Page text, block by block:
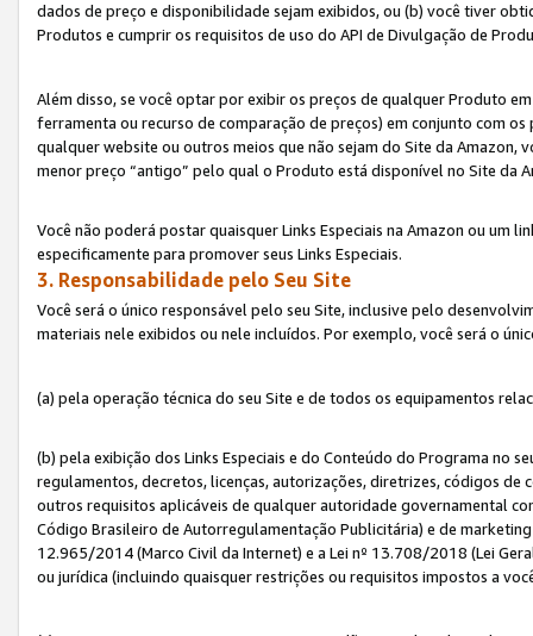
dados de preço e disponibilidade sejam exibidos, ou (b) você tiver
Produtos e cumprir os requisitos de uso do API de Divulgação de
Além disso, se você optar por exibir os preços de qualquer Produto
ferramenta ou recurso de comparação de preços) em conjunto com
qualquer website ou outros meios que não sejam do Site da Amazon,
menor preço “antigo” pelo qual o Produto está disponível no Site da
Você não poderá postar quaisquer Links Especiais na Amazon ou um
especificamente para promover seus Links Especiais.
3. Responsabilidade pelo Seu Site
Você será o único responsável pelo seu Site, inclusive pelo
materiais nele exibidos ou nele incluídos. Por exemplo, você será o
(a) pela operação técnica do seu Site e de todos os equipamentos
(b) pela exibição dos Links Especiais e do Conteúdo do Programa no
regulamentos, decretos, licenças, autorizações, diretrizes, códigos
outros requisitos aplicáveis de qualquer autoridade governamental
Código Brasileiro de Autorregulamentação Publicitária) e de
12.965/2014 (Marco Civil da Internet) e a Lei nº 13.708/2018 (Lei
ou jurídica (incluindo quaisquer restrições ou requisitos impostos a